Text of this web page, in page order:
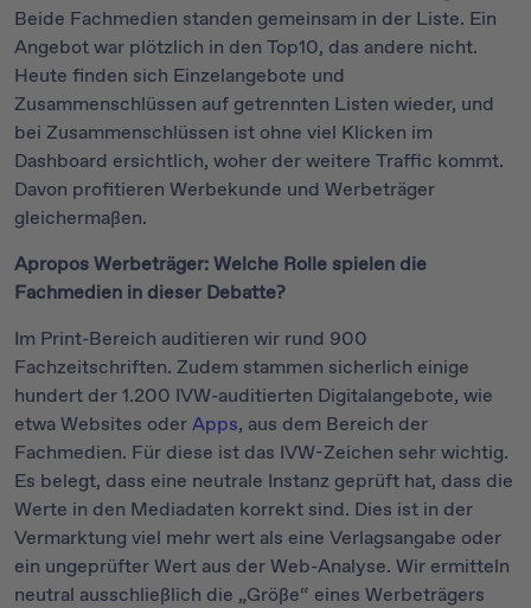
Beide Fachmedien standen gemeinsam in der Liste. Ein
Angebot war plötzlich in den Top10, das andere nicht.
Heute finden sich Einzelangebote und
Zusammenschlüssen auf getrennten Listen wieder, und
bei Zusammenschlüssen ist ohne viel Klicken im
Dashboard ersichtlich, woher der weitere Traffic kommt.
Davon profitieren Werbekunde und Werbeträger
gleichermaßen.
Apropos Werbeträger: Welche Rolle spielen die
Fachmedien in dieser Debatte?
Im Print-Bereich auditieren wir rund 900
Fachzeitschriften. Zudem stammen sicherlich einige
hundert der 1.200 IVW-auditierten Digitalangebote, wie
etwa Websites oderApps, aus dem Bereich der
Fachmedien. Für diese ist das IVW-Zeichen sehr wichtig.
Es belegt, dass eine neutrale Instanz geprüft hat, dass die
Werte in den Mediadaten korrekt sind. Dies ist in der
Vermarktung viel mehr wert als eine Verlagsangabe oder
ein ungeprüfter Wert aus der Web-Analyse. Wir ermitteln
neutral ausschließlich die „Größe“ eines Werbeträgers